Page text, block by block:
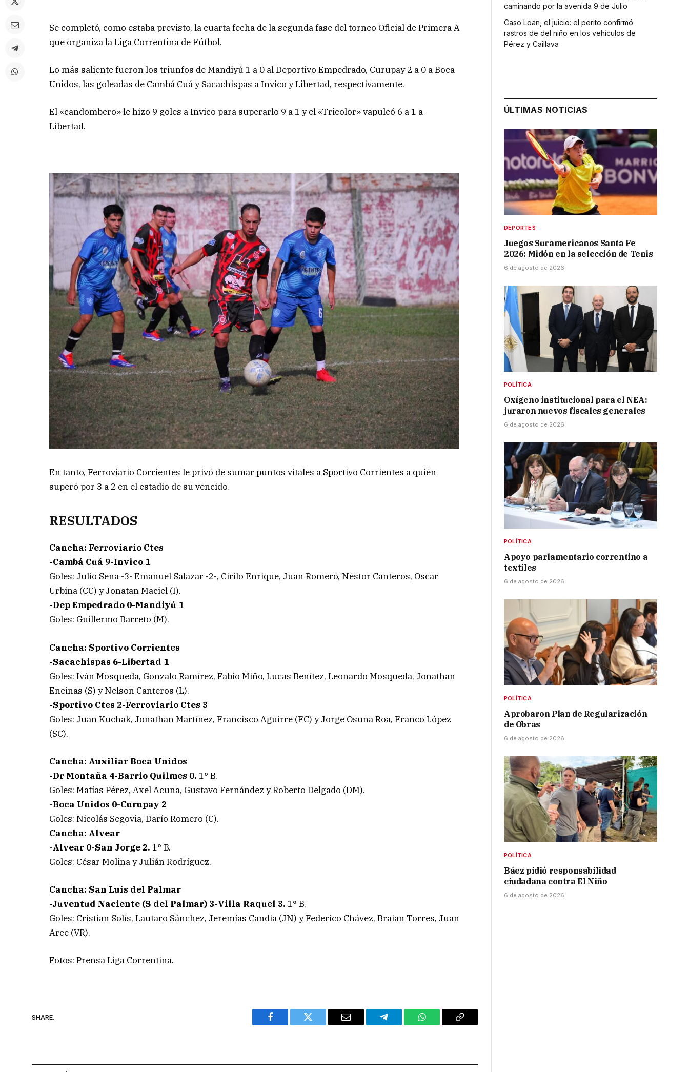
Se completó, como estaba previsto, la cuarta fecha de la segunda fase del torneo Oficial de Primera A
que organiza la Liga Correntina de Fútbol.
Lo más saliente fueron los triunfos de Mandiyú 1 a 0 al Deportivo Empedrado, Curupay 2 a 0 a Boca
Unidos, las goleadas de Cambá Cuá y Sacachispas a Invico y Libertad, respectivamente.
El «candombero» le hizo 9 goles a Invico para superarlo 9 a 1 y el «Tricolor» vapuleó 6 a 1 a
Libertad.
En tanto, Ferroviario Corrientes le privó de sumar puntos vitales a Sportivo Corrientes a quién
superó por 3 a 2 en el estadio de su vencido.
RESULTADOS
Cancha: Ferroviario Ctes
-Cambá Cuá 9-Invico 1
Goles: Julio Sena -3- Emanuel Salazar -2-, Cirilo Enrique, Juan Romero, Néstor Canteros, Oscar
Urbina (CC) y Jonatan Maciel (I).
-Dep Empedrado 0-Mandiyú 1
Goles: Guillermo Barreto (M).
Cancha: Sportivo Corrientes
-Sacachispas 6-Libertad 1
Goles: Iván Mosqueda, Gonzalo Ramírez, Fabio Miño, Lucas Benítez, Leonardo Mosqueda, Jonathan
Encinas (S) y Nelson Canteros (L).
-Sportivo Ctes 2-Ferroviario Ctes 3
Goles: Juan Kuchak, Jonathan Martínez, Francisco Aguirre (FC) y Jorge Osuna Roa, Franco López
(SC).
Cancha: Auxiliar Boca Unidos
-Dr Montaña 4-Barrio Quilmes 0.1° B.
Goles: Matías Pérez, Axel Acuña, Gustavo Fernández y Roberto Delgado (DM).
-Boca Unidos 0-Curupay 2
Goles: Nicolás Segovia, Darío Romero (C).
Cancha: Alvear
-Alvear 0-San Jorge 2. 1° B.
Goles: César Molina y Julián Rodríguez.
Cancha: San Luis del Palmar
-Juventud Naciente (S del Palmar) 3-Villa Raquel 3.1° B.
Goles: Cristian Solís, Lautaro Sánchez, Jeremías Candia (JN) y Federico Chávez, Braian Torres, Juan
Arce (VR).
Fotos: Prensa Liga Correntina.
SHARE.
Facebook Twitter Email Telegram WhatsAppCopy
caminando por la avenida 9 de Julio
Caso Loan, el juicio: el perito confirmó
rastros de del niño en los vehículos de
Pérez y Caillava
ÚLTIMAS NOTICIAS
DEPORTES
Juegos Suramericanos Santa Fe
2026: Midón en la selección de Tenis
6 de agosto de 2026
POLÍTICA
Oxígeno institucional para el NEA:
juraron nuevos fiscales generales
6 de agosto de 2026
POLÍTICA
Apoyo parlamentario correntino a
textiles
6 de agosto de 2026
POLÍTICA
Aprobaron Plan de Regularización
de Obras
6 de agosto de 2026
POLÍTICA
Báez pidió responsabilidad
ciudadana contra El Niño
6 de agosto de 2026